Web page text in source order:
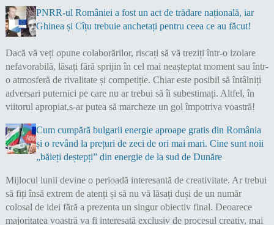
PNRR-ul României a fost un act de trădare națională, iar
Ghinea și Cîțu trebuie anchetați pentru ceea ce au făcut!
Dacă vă veți opune colaborărilor, riscați să vă treziți într-o izolare
nefavorabilă, lăsați fără sprijin în cel mai neașteptat moment sau într-
o atmosferă de rivalitate și competiție. Chiar este posibil să întâlniți
adversari puternici pe care nu ar trebui să îi subestimați. Altfel, în
viitorul apropiat,s-ar putea să marcheze un gol împotriva voastră!
Cum cumpără bulgarii energie aproape gratis din România
și o revând la prețuri de zeci de ori mai mari. Cine sunt noii
„băieți deștepți” din energie de la sud de Dunăre
Mijlocul lunii devine o perioadă interesantă de creativitate. Ar trebui
să fiți însă extrem de atenți și să nu vă lăsați duși de un număr
colosal de idei fără a prezenta un singur obiectiv final. Deoarece
majoritatea voastră va fi interesată exclusiv de procesul creativ, mai